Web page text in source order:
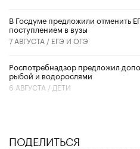
В Госдуме предложили отменить
поступлением в вузы
7 АВГУСТА / ЕГЭ И ОГЭ
Роспотребнадзор предложил
рыбой и водорослями
6 АВГУСТА / ДЕТИ
ПОДЕЛИТЬСЯ